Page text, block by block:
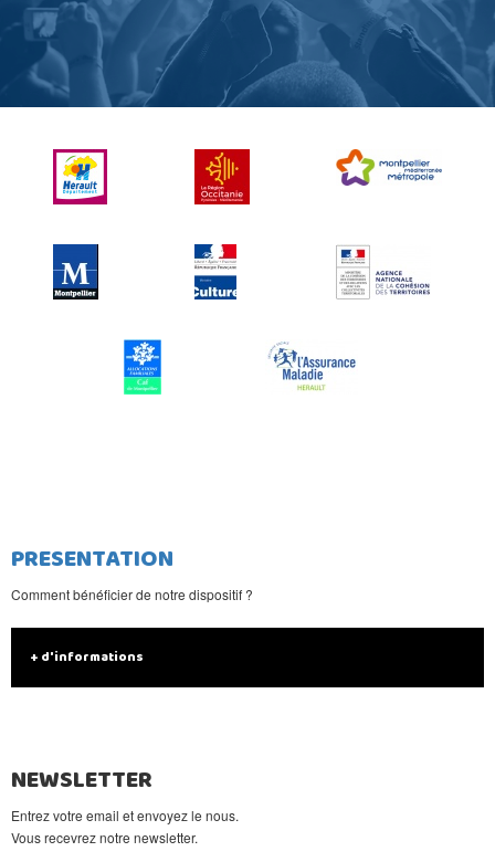
PRESENTATION
Comment bénéficier de notre dispositif ?
+ d'informations
NEWSLETTER
Entrez votre email et envoyez le nous.
Vous recevrez notre newsletter.